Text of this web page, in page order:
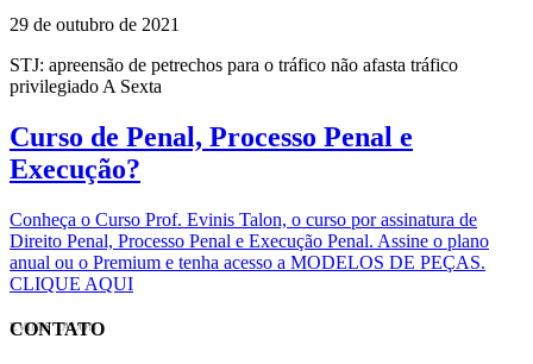
29 de outubro de 2021
STJ: apreensão de petrechos para o tráfico não afasta tráfico
privilegiado A Sexta
Curso de Penal, Processo Penal e
Execução?
Conheça o Curso Prof. Evinis Talon, o curso por assinatura de
Direito Penal, Processo Penal e Execução Penal. Assine o plano
anual ou o Premium e tenha acesso a MODELOS DE PEÇAS.
CLIQUE AQUI
EVINIS TALON
CONTATO